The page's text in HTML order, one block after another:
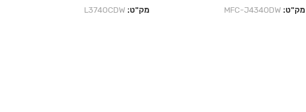
מק"ט: ‎MFC-J4340DW מק"ט: L3740CDW